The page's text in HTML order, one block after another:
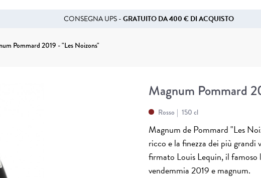
CONSEGNA UPS -GRATUITO DA 400 € DI ACQUISTO
Pommard 2019 - "Les Noizons"
Magnum Pommard
Rosso 150 cl
Magnum de Pommard "Les
ricco e la finezza dei più grandi
firmato Louis Lequin, il
vendemmia 2019 e magnum.